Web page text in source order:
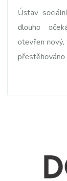
Ústav
dlouho
otevřen
přestěhováno